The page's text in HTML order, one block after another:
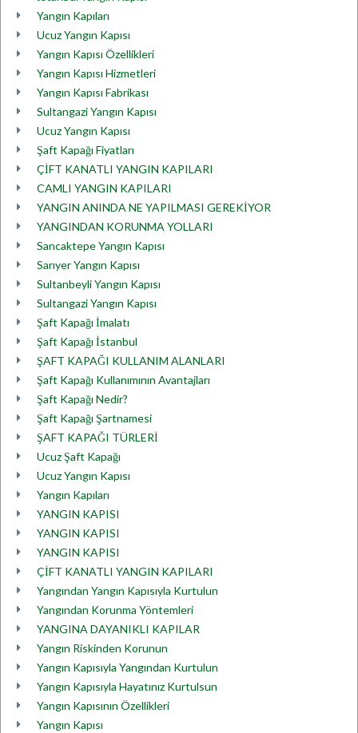
Yangın Kapıları
Ucuz Yangın Kapısı
Yangın Kapısı Özellikleri
Yangın Kapısı Hizmetleri
Yangın Kapısı Fabrikası
Sultangazi Yangın Kapısı
Ucuz Yangın Kapısı
Şaft Kapağı Fiyatları
ÇİFT KANATLI YANGIN KAPILARI
CAMLI YANGIN KAPILARI
YANGIN ANINDA NE YAPILMASI GEREKİYOR
YANGINDAN KORUNMA YOLLARI
Sancaktepe Yangın Kapısı
Sarıyer Yangın Kapısı
Sultanbeyli Yangın Kapısı
Sultangazi Yangın Kapısı
Şaft Kapağı İmalatı
Şaft Kapağı İstanbul
ŞAFT KAPAĞI KULLANIM ALANLARI
Şaft Kapağı Kullanımının Avantajları
Şaft Kapağı Nedir?
Şaft Kapağı Şartnamesi
ŞAFT KAPAĞI TÜRLERİ
Ucuz Şaft Kapağı
Ucuz Yangın Kapısı
Yangın Kapıları
YANGIN KAPISI
YANGIN KAPISI
YANGIN KAPISI
ÇİFT KANATLI YANGIN KAPILARI
Yangından Yangın Kapısıyla Kurtulun
Yangından Korunma Yöntemleri
YANGINA DAYANIKLI KAPILAR
Yangın Riskinden Korunun
Yangın Kapısıyla Yangından Kurtulun
Yangın Kapısıyla Hayatınız Kurtulsun
Yangın Kapısının Özellikleri
Yangın Kapısı